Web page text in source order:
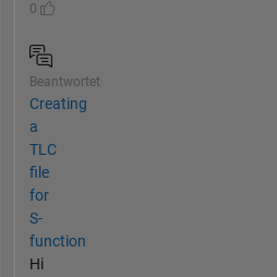
0
Beantwortet
Creating
a
TLC
file
for
S-
function
Hi